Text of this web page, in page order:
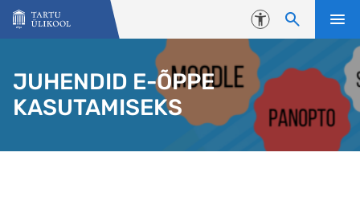
Liigu edasi põhisisu juurde
Juurdepääsetavus
JUHENDID E-ÕPPE
KASUTAMISEKS